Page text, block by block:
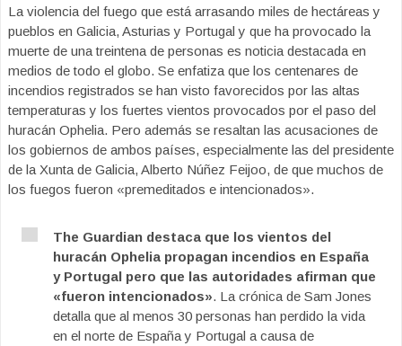
La violencia del fuego que está arrasando miles de hectáreas y
pueblos en Galicia, Asturias y Portugal y que ha provocado la
muerte de una treintena de personas es noticia destacada en
medios de todo el globo. Se enfatiza que los centenares de
incendios registrados se han visto favorecidos por las altas
temperaturas y los fuertes vientos provocados por el paso del
huracán Ophelia. Pero además se resaltan las acusaciones de
los gobiernos de ambos países, especialmente las del presidente
de la Xunta de Galicia, Alberto Núñez Feijoo, de que muchos de
los fuegos fueron «premeditados e intencionados».
The Guardian destaca que los vientos del
huracán Ophelia propagan incendios en España
y Portugal pero que las autoridades afirman que
«fueron intencionados». La crónica de Sam Jones
detalla que al menos 30 personas han perdido la vida
en el norte de España y Portugal a causa de